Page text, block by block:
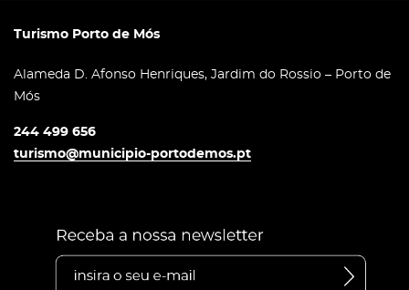
Turismo Porto de Mós
Alameda D. Afonso Henriques, Jardim do Rossio – Porto de
Mós
244 499 656
turismo@municipio-portodemos.pt